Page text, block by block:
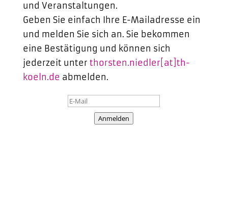
und Veranstaltungen.
Geben Sie einfach Ihre E-Mailadresse ein
und melden Sie sich an. Sie bekommen
eine Bestätigung und können sich
jederzeit unter thorsten.niedler[at]th-
koeln.de abmelden.
Anmelden